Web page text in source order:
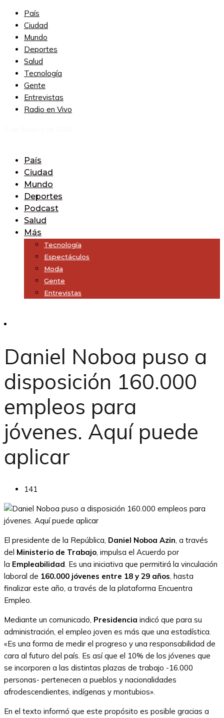
País
Ciudad
Mundo
Deportes
Salud
Tecnología
Gente
Entrevistas
Radio en Vivo
País
Ciudad
Mundo
Deportes
Podcast
Salud
Más
Tecnología
Espectáculos
Moda
Gente
Entrevistas
Daniel Noboa puso a
disposición 160.000
empleos para
jóvenes. Aquí puede
aplicar
141
El presidente de la República, Daniel Noboa Azin, a través
del Ministerio de Trabajo, impulsa el Acuerdo por
la Empleabilidad. Es una iniciativa que permitirá la vinculación
laboral de 160.000 jóvenes entre 18 y 29 años, hasta
finalizar este año, a través de la plataforma Encuentra
Empleo.
Mediante un comunicado, Presidencia indicó que para su
administración, el empleo joven es más que una estadística.
«Es una forma de medir el progreso y una responsabilidad de
cara al futuro del país. Es así que el 10% de los jóvenes que
se incorporen a las distintas plazas de trabajo -16.000
personas- pertenecen a pueblos y nacionalidades
afrodescendientes, indígenas y montubios».
En el texto informó que este propósito es posible gracias a